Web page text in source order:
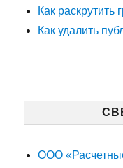
Как раскрутить
Как удалить
ООО